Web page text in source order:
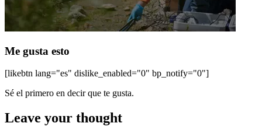
Me gusta esto
[likebtn lang="es" dislike_enabled="0" bp_notify="0"]
Sé el primero en decir que te gusta.
Leave your thought